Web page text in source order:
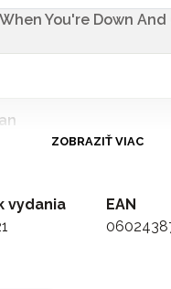
You're Down And
ZOBRAZIŤ VIAC
vydania
EAN